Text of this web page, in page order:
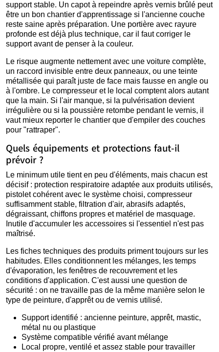
support stable. Un capot à repeindre après vernis brûlé peut
être un bon chantier d'apprentissage si l'ancienne couche
reste saine après préparation. Une portière avec rayure
profonde est déjà plus technique, car il faut corriger le
support avant de penser à la couleur.
Le risque augmente nettement avec une voiture complète,
un raccord invisible entre deux panneaux, ou une teinte
métallisée qui paraît juste de face mais fausse en angle ou
à l'ombre. Le compresseur et le local comptent alors autant
que la main. Si l'air manque, si la pulvérisation devient
irrégulière ou si la poussière retombe pendant le vernis, il
vaut mieux reporter le chantier que d'empiler des couches
pour "rattraper".
Quels équipements et protections faut-il
prévoir ?
Le minimum utile tient en peu d'éléments, mais chacun est
décisif : protection respiratoire adaptée aux produits utilisés,
pistolet cohérent avec le système choisi, compresseur
suffisamment stable, filtration d'air, abrasifs adaptés,
dégraissant, chiffons propres et matériel de masquage.
Inutile d'accumuler les accessoires si l'essentiel n'est pas
maîtrisé.
Les fiches techniques des produits priment toujours sur les
habitudes. Elles conditionnent les mélanges, les temps
d'évaporation, les fenêtres de recouvrement et les
conditions d'application. C'est aussi une question de
sécurité : on ne travaille pas de la même manière selon le
type de peinture, d'apprêt ou de vernis utilisé.
Support identifié : ancienne peinture, apprêt, mastic,
métal nu ou plastique
Système compatible vérifié avant mélange
Local propre, ventilé et assez stable pour travailler